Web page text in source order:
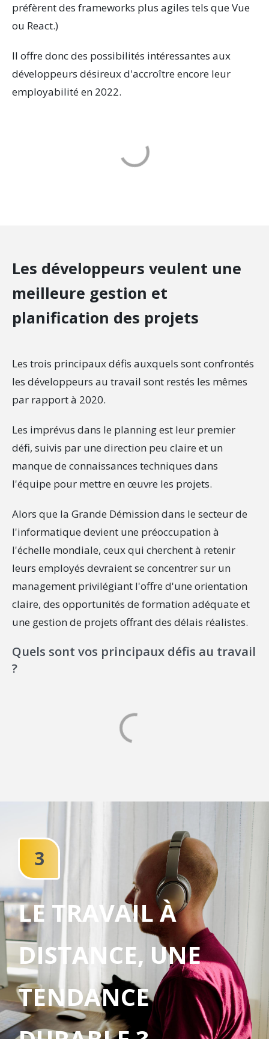
préfèrent des frameworks plus agiles tels que Vue
ou React.)
Il offre donc des possibilités intéressantes aux
développeurs désireux d'accroître encore leur
employabilité en 2022.
Les développeurs veulent une
meilleure gestion et
planification des projets
Les trois principaux défis auxquels sont confrontés
les développeurs au travail sont restés les mêmes
par rapport à 2020.
Les imprévus dans le planning est leur premier
défi, suivis par une direction peu claire et un
manque de connaissances techniques dans
l'équipe pour mettre en œuvre les projets.
Alors que la Grande Démission dans le secteur de
l'informatique devient une préoccupation à
l'échelle mondiale, ceux qui cherchent à retenir
leurs employés devraient se concentrer sur un
management privilégiant l'offre d'une orientation
claire, des opportunités de formation adéquate et
une gestion de projets offrant des délais réalistes.
Quels sont vos principaux défis au travail
?
3
LE TRAVAIL À
DISTANCE, UNE
TENDANCE